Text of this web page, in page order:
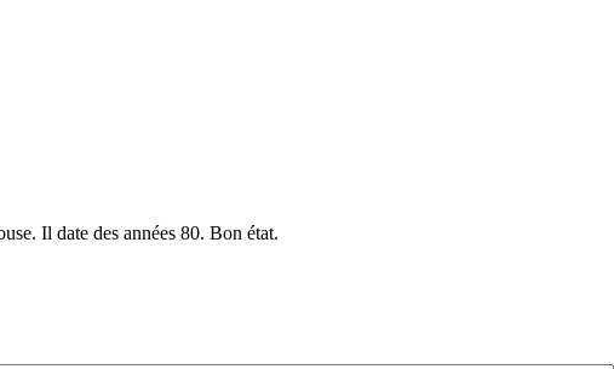
Il date des années 80. Bon état.